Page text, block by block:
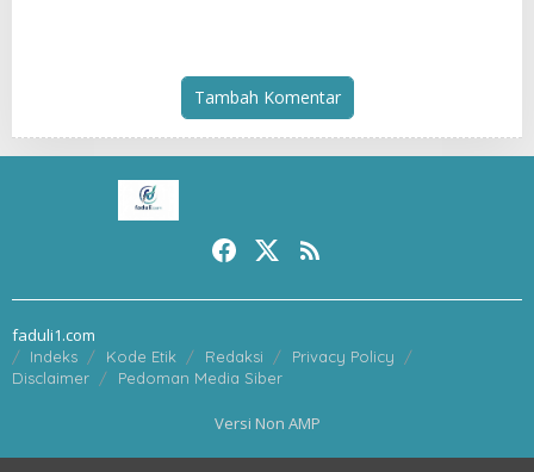
Tambah Komentar
faduli1.com
Indeks Kode Etik Redaksi
Privacy Policy
Disclaimer
Pedoman Media Siber
Versi Non AMP